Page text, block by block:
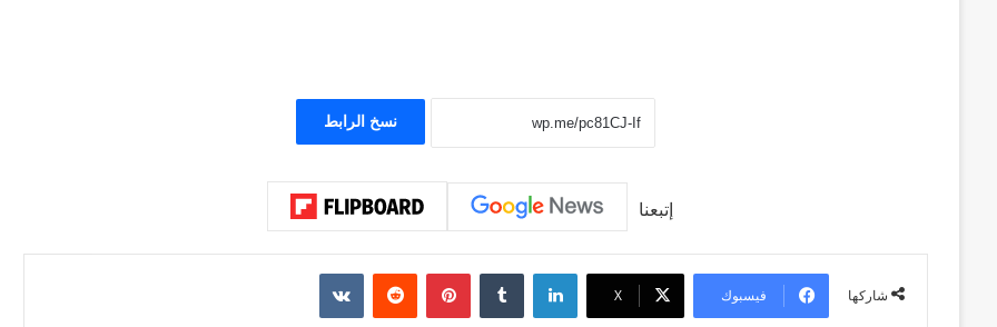
نسخ الرابط
إتبعنا
شاركها فيسبوك ‫X
لينكدإن
‏Tumblr بينتيريست
‏Reddit
‏VKontakte